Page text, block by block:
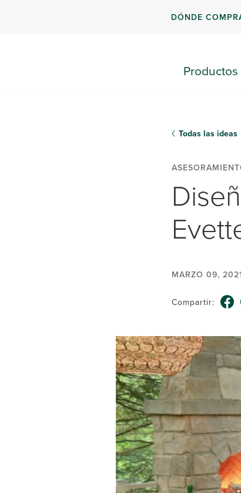
DÓNDE
Productos
Todas las ideas
MARZO 09,
Compartir: